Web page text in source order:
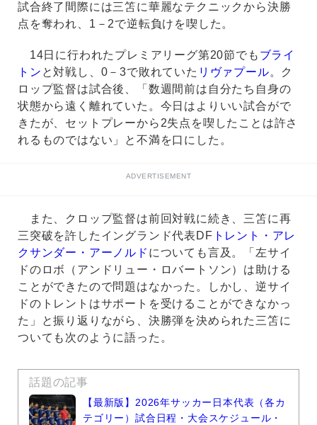
試合終了間際には三笘に華麗なテクニックから決勝
点を奪われ、1－2で逆転負けを喫した。
14日に行われたプレミアリーグ第20節でも ブライ
トン と対戦し、0－3で敗れていた リヴァプール。ク
ロップ監督は試合後、「数週間前は自分たち自身の
状態から遠く離れていた。今日はよりいい試合がで
きたが、セットプレーから2失点を喫したことは許さ
れるものではない」と不満を口にした。
ADVERTISEMENT
また、クロップ監督は前回対戦に続き、三笘に再
三突破を許したイングランド代表DF トレント・アレ
クサンダー・アーノルド についても言及。「左サイ
ドのロボ（アンドリュー・ロバートソン）は助ける
ことができたので問題はなかった。しかし、逆サイ
ドのトレントはサポートを受けることができなかっ
た」と振り返りながら、決勝弾を決められた三笘に
ついても次のように語った。
話題の記事
【最新版】2026年サッカー日本代表（各カ
テゴリー）試合日程・大会スケジュール・